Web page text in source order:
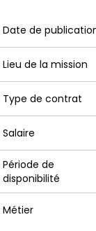
Date de
Date de
Lieu de la
Lieu de la mission
Type de
Type de contrat
Salaire
Salaire
Période de
Période de
disponibilité
Métier